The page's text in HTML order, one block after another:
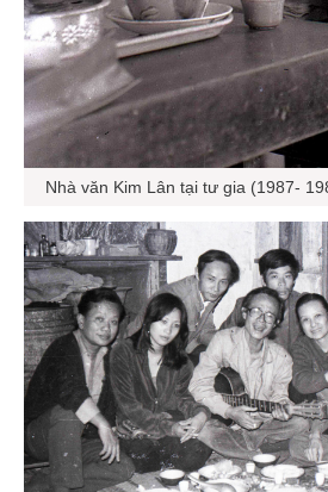
Nhà văn Kim Lân tại tư gia (1987-